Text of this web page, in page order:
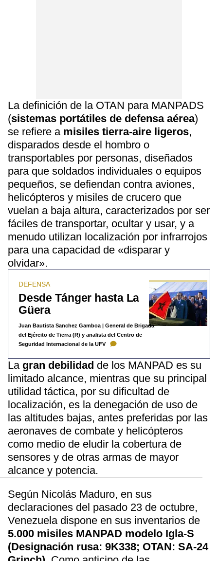
La definición de la OTAN para MANPADS
(sistemas portátiles de defensa aérea)
se refiere a misiles tierra-aire ligeros,
disparados desde el hombro o
transportables por personas, diseñados
para que soldados individuales o equipos
pequeños, se defiendan contra aviones,
helicópteros y misiles de crucero que
vuelan a baja altura, caracterizados por ser
fáciles de transportar, ocultar y usar, y a
menudo utilizan localización por infrarrojos
para una capacidad de «disparar y
olvidar».
DEFENSA
Desde Tánger hasta La
Güera
Juan Bautista Sanchez Gamboa | General de Brigada
del Ejército de Tierra (R) y analista del Centro de
Seguridad Internacional de la UFV
Lagran debilidad de los MANPAD es su
limitado alcance, mientras que su principal
utilidad táctica, por su dificultad de
localización, es la denegación de uso de
las altitudes bajas, antes preferidas por las
aeronaves de combate y helicópteros
como medio de eludir la cobertura de
sensores y de otras armas de mayor
alcance y potencia.
Según Nicolás Maduro, en sus
declaraciones del pasado 23 de octubre,
Venezuela dispone en sus inventarios de
5.000 misiles MANPAD modelo Igla-S
(Designación rusa: 9K338; OTAN: SA-24